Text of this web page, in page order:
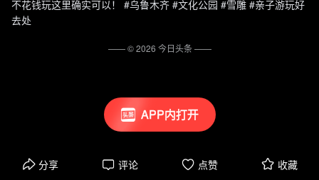
APP内打开
不花钱玩这里确实可以！ #乌鲁木齐 #文化公园 #雪雕 #亲子游玩好
去处
分享 评论 点赞 收藏
—— ©2026 今日头条——